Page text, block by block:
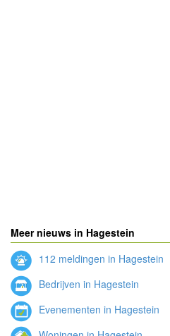
Meer nieuws in Hagestein
112 meldingen in Hagestein
Bedrijven in Hagestein
Evenementen in Hagestein